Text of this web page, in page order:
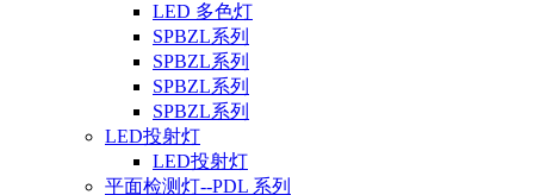
LED 多色灯
SPBZL系列
SPBZL系列
SPBZL系列
SPBZL系列
LED投射灯
LED投射灯
平面检测灯--PDL 系列